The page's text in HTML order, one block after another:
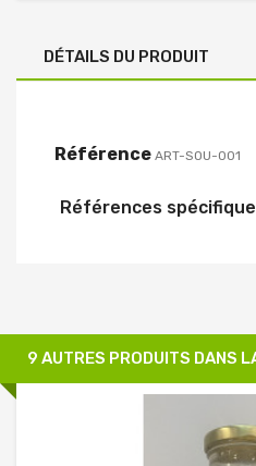
DÉTAILS DU PRODUIT
Référence ART-SOU-001
Références
9 AUTRES PRODUITS DANS